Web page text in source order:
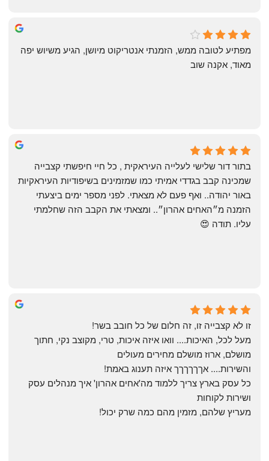
michal gottfried
4 months ago
שי
4 months ago
מאוד, אקנה שוב
Yonatan Menashe
6 months ago
עליו. תודה 😍
זו לא קצבייה זו, זה חלום של כל חובב בשר!
מושלם, ארוז מושלם מחירים מעולים
והשירות.... אךךךךךך איזה תענוג באמת!
ושירות לקוחות
מעריץ שלהם, מזמין מהם כמה שרק יכול!